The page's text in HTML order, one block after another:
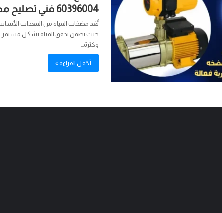
60396004 فني تصليح مضخات
تُعَد مضخات المياه من المعدات
حيث تضمن تدفق المياه بشكل
وكثرة…
أكمل القراءة »